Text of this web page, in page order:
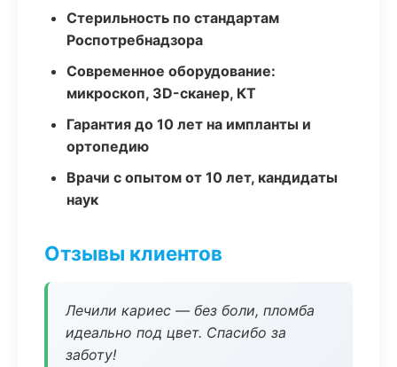
Стерильность по стандартам
Роспотребнадзора
Современное оборудование:
микроскоп, 3D-сканер, КТ
Гарантия до 10 лет на импланты и
ортопедию
Врачи с опытом от 10 лет, кандидаты
наук
Отзывы клиентов
Лечили кариес — без боли, пломба
идеально под цвет. Спасибо за
заботу!